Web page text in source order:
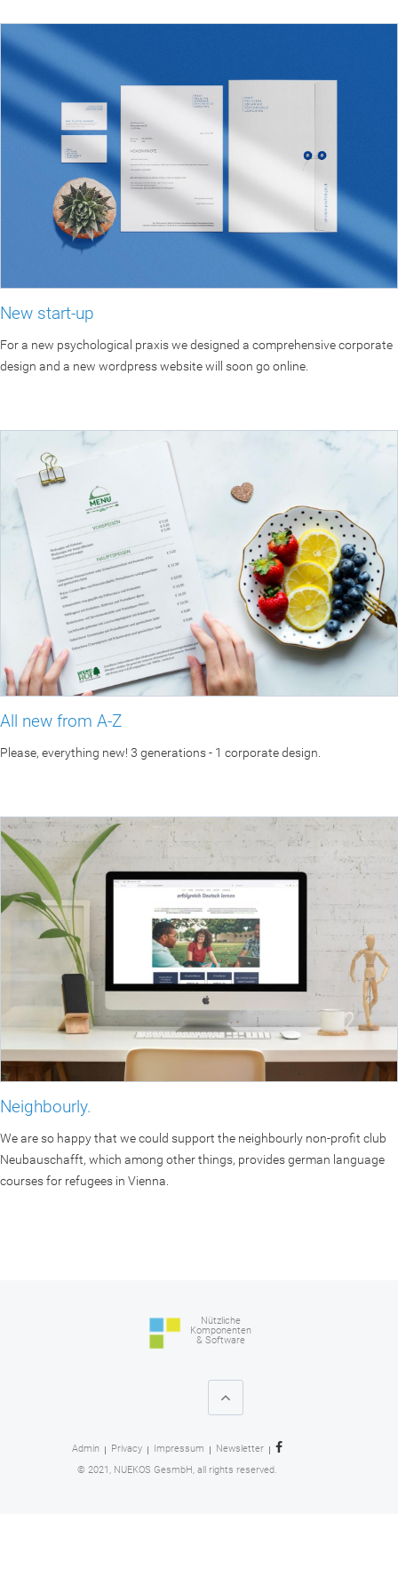
New start-up
For a new psychological praxis we designed a comprehensive corporate
design and a new wordpress website will soon go online.
All new from A-Z
Please, everything new! 3 generations - 1 corporate design.
Neighbourly.
We are so happy that we could support the neighbourly non-profit club
Neubauschafft, which among other things, provides german language
courses for refugees in Vienna.
Nützliche
Komponenten
& Software
Admin Privacy Impressum
Newsletter
© 2021, NUEKOS GesmbH, all rights reserved.